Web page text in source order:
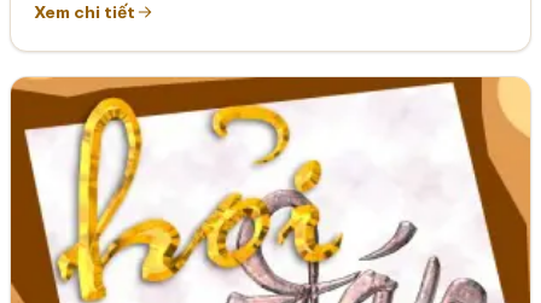
Xem chi tiết